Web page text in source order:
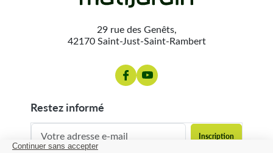
29 rue des Genêts,
42170 Saint-Just-Saint-Rambert
restez informé